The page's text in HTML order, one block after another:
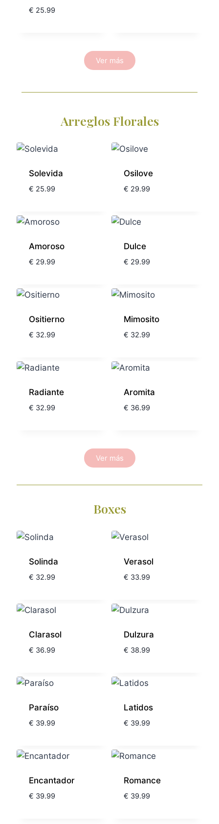
€ 25.99
Ver más
Arreglos Florales
Solevida
€ 25.99
Osilove
€ 29.99
Amoroso
€ 29.99
Dulce
€ 29.99
Ositierno
€ 32.99
Mimosito
€ 32.99
Radiante
€ 32.99
Aromita
€ 36.99
Ver más
Boxes
Solinda
€ 32.99
Verasol
€ 33.99
Clarasol
€ 36.99
Dulzura
€ 38.99
Paraíso
€ 39.99
Latidos
€ 39.99
Encantador
€ 39.99
Romance
€ 39.99